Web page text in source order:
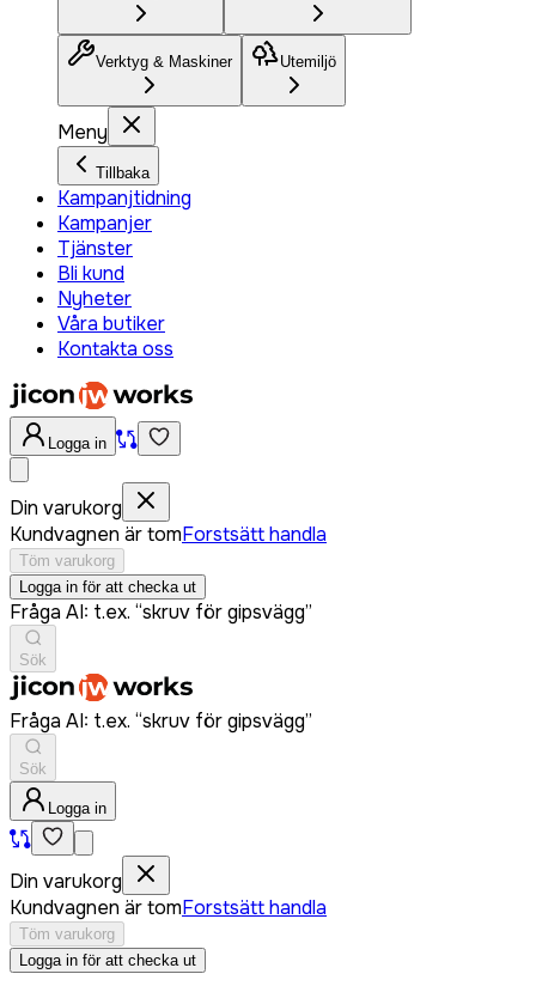
Verktyg & Maskiner Utemiljö
Meny
Tillbaka
Kampanjtidning
Kampanjer
Tjänster
Bli kund
Nyheter
Våra butiker
Kontakta oss
Logga in
Din varukorg
Kundvagnen är tomForstsätt handla
Töm varukorg
Logga in för att checka ut
Fråga AI: t.ex. “skruv för gipsvägg”
Sök
Fråga AI: t.ex. “skruv för gipsvägg”
Sök
Logga in
Din varukorg
Kundvagnen är tomForstsätt handla
Töm varukorg
Logga in för att checka ut